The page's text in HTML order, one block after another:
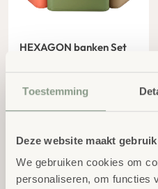
Toestemming
Deze website maakt
We gebruiken cookies om
personaliseren, om functies
HEXAGON banken Set
BTW
Nieuw!